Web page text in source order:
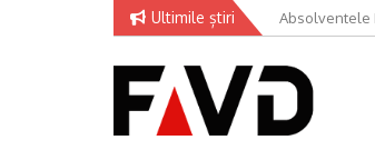
Ultimile știri
Absolventele
concursului
Univer Art
curaj de a fi